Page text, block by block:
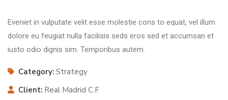
Eveniet in vulputate velit esse molestie cons to equat, vel illum
dolore eu feugiat nulla facilisis seds eros sed et accumsan et
iusto odio dignis sim. Temporibus autem.
Category: Strategy
Client: Real Madrid C.F